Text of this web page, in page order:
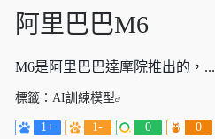
阿里巴巴M6
M6是阿里巴巴達摩院推出的，...
標籤： AI訓練模型
1+ 1- 0 0